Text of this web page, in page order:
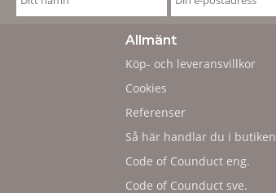
Allmänt
Köp- och leveransvillkor
Cookies
Referenser
Så här handlar du i butiken
Code of Counduct eng.
Code of Counduct sve.